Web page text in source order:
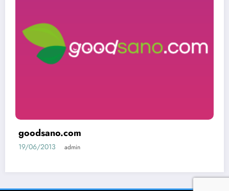
goodsano.com
19/06/2013 admin